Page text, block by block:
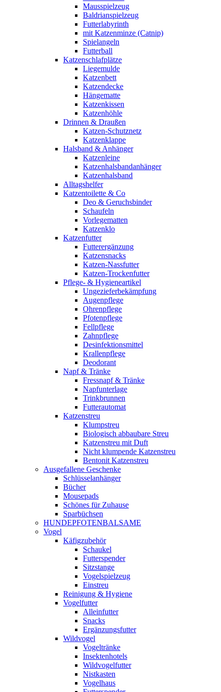
Mausspielzeug
Baldrianspielzeug
Futterlabyrinth
mit Katzenminze (Catnip)
Spielangeln
Futterball
Katzenschlafplätze
Liegemulde
Katzenbett
Katzendecke
Hängematte
Katzenkissen
Katzenhöhle
Drinnen & Draußen
Katzen-Schutznetz
Katzenklappe
Halsband & Anhänger
Katzenleine
Katzenhalsbandanhänger
Katzenhalsband
Alltagshelfer
Katzentoilette & Co
Deo & Geruchsbinder
Schaufeln
Vorlegematten
Katzenklo
Katzenfutter
Futterergänzung
Katzensnacks
Katzen-Nassfutter
Katzen-Trockenfutter
Pflege- & Hygieneartikel
Ungezieferbekämpfung
Augenpflege
Ohrenpflege
Pfotenpflege
Fellpflege
Zahnpflege
Desinfektionsmittel
Krallenpflege
Deodorant
Napf & Tränke
Fressnapf & Tränke
Napfunterlage
Trinkbrunnen
Futterautomat
Katzenstreu
Klumpstreu
Biologisch abbaubare Streu
Katzenstreu mit Duft
Nicht klumpende Katzenstreu
Bentonit Katzenstreu
Ausgefallene Geschenke
Schlüsselanhänger
Bücher
Mousepads
Schönes für Zuhause
Sparbüchsen
HUNDEPFOTENBALSAME
Vogel
Käfigzubehör
Schaukel
Futterspender
Sitzstange
Vogelspielzeug
Einstreu
Reinigung & Hygiene
Vogelfutter
Alleinfutter
Snacks
Ergänzungsfutter
Wildvogel
Vogeltränke
Insektenhotels
Wildvogelfutter
Nistkasten
Vogelhaus